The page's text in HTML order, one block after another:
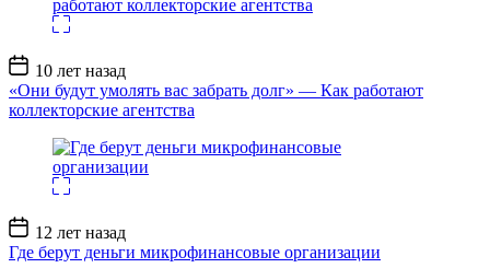
Дата
записи
10 лет назад
«Они будут умолять вас забрать долг» — Как работают
коллекторские агентства
Дата
записи
12 лет назад
Где берут деньги микрофинансовые организации